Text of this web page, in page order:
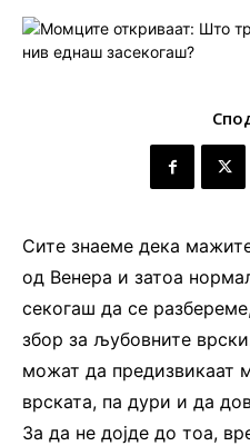
Сите знаеме дека
од Венера и затоа
секогаш да се
збор за љубовните
можат да предизвикаат
врската, па дури и да
За да не дојде до тоа,